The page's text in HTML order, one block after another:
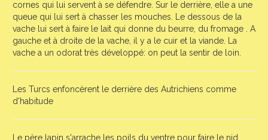
cornes qui lui servent à se défendre. Sur le derrière, elle a une
queue qui lui sert à chasser les mouches. Le dessous de la
vache lui sert à faire le lait qui donne du beurre, du fromage . A
gauche et à droite de la vache, il y a le cuir et la viande. La
vache a un odorat très développé: on peut la sentir de loin.
Les Turcs enfoncèrent le derrière des Autrichiens comme
d'habitude
Le père lapin s'arrache les poils du ventre pour faire le nid.